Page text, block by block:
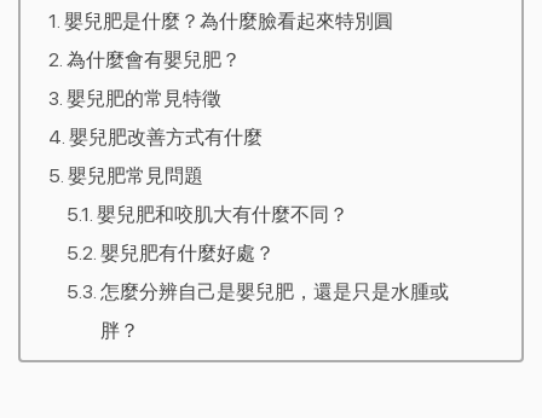
嬰兒肥是什麼？為什麼臉看起來特別圓
為什麼會有嬰兒肥？
嬰兒肥的常見特徵
嬰兒肥改善方式有什麼
嬰兒肥常見問題
嬰兒肥和咬肌大有什麼不同？
嬰兒肥有什麼好處？
怎麼分辨自己是嬰兒肥，還是只是水腫或
胖？